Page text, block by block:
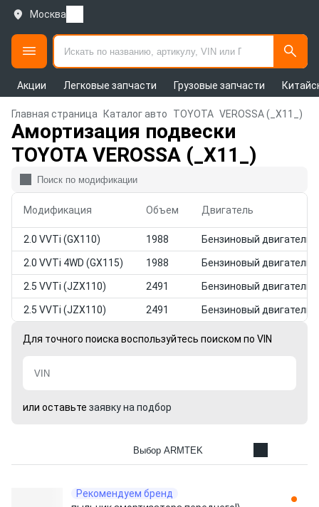
Москва
Акции Легковые запчасти Грузовые запчасти
Главная страница Каталог авто TOYOTA VEROSSA (_X11_)
Амортизация подвески
TOYOTA VEROSSA (_X11_)
Модификация Объем Двигатель
2.0 VVTi (GX110) 1988 Бензиновый двигатель
2.0 VVTi 4WD (GX115) 1988 Бензиновый двигатель
2.5 VVTi (JZX110) 2491 Бензиновый двигатель
2.5 VVTi (JZX110) 2491 Бензиновый двигатель
Для точного поиска воспользуйтесь поиском по VIN
или оставьте заявку на подбор
Выбор ARMTEK
Рекомендуем бренд